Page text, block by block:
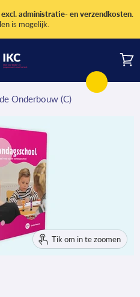
excl. administratie- en verzendkosten.
is mogelijk.
Onderbouw (C)
Tik om in te zoomen